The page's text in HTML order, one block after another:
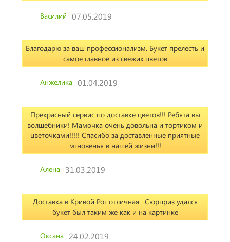
Василий 07.05.2019
Благодарю за ваш профессионализм. Букет прелесть и
самое главное из свежих цветов
Анжелика 01.04.2019
Прекрасный сервис по доставке цветов!!! Ребята вы
волшебники! Мамочка очень довольна и тортиком и
цветочками!!!!! Спасибо за доставленные приятные
мгновенья в нашей жизни!!!
Алена 31.03.2019
Доставка в Кривой Рог отличная . Сюрприз удался
букет был таким же как и на картинке
Оксана 24.02.2019